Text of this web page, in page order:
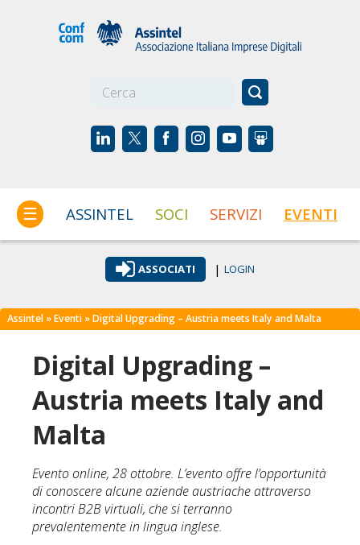
☰ ASSINTEL SOCI SERVIZI EVENTI
ASSOCIATI | LOGIN
Assintel »Eventi » Digital Upgrading – Austria meets Italy and Malta
Digital Upgrading –
Austria meets Italy and
Malta
Evento online, 28 ottobre. L’evento offre l’opportunità
di conoscere alcune aziende austriache attraverso
incontri B2B virtuali, che si terranno
prevalentemente in lingua inglese.